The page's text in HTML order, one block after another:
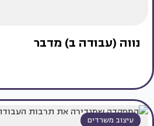
נווה (עבודה ב) מדבר
עיצוב משרדים